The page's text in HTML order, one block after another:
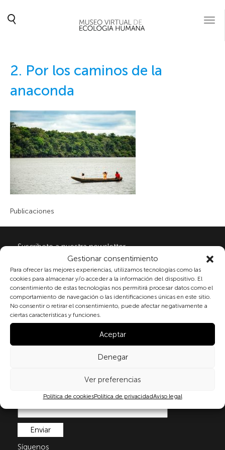
Gestionar consentimiento
Para ofrecer las mejores experiencias, utilizamos tecnologías como las
cookies para almacenar y/o acceder a la información del dispositivo. El
consentimiento de estas tecnologías nos permitirá procesar datos como el
comportamiento de navegación o las identificaciones únicas en este sitio.
No consentir o retirar el consentimiento, puede afectar negativamente a
ciertas características y funciones.
Aceptar
Denegar
Ver preferencias
Política de cookiesPolítica de privacidadAviso legal
2. Por los caminos de la
anaconda
Publicaciones
Suscribete a nuestra newsletter
Al marcar la casilla y enviar este formulario, usted
consiente expresamente el tratamiento de sus datos
personales conforme a la normativa vigente en
materia de protección de datos personales, en
Reglamento (UE) 2016/679 del Parlamento Europeo y
Orgánica 3/2018, de 5 de diciembre, de Protección de
digitale(LOPDGDD). Para más información puede
consultar nuestra
política de privacidad .
Síguenos